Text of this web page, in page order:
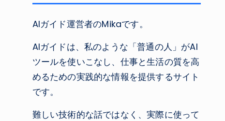
AIガイド運営者のMikaです。
AIガイドは、私のような「普通の人」がAI
ツールを使いこなし、仕事と生活の質を高
めるための実践的な情報を提供するサイト
です。
難しい技術的な話ではなく、実際に使って